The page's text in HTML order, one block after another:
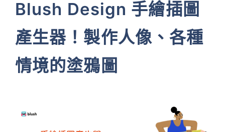
Blush Design 手繪插圖
產生器！製作人像、各種
情境的塗鴉圖